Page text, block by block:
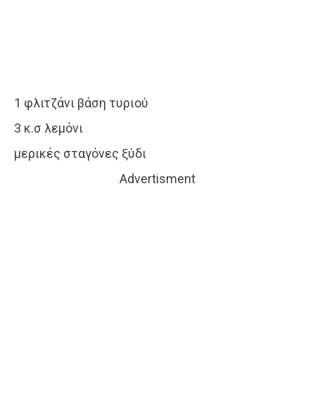
1 φλιτζάνι βάση τυριού
3 κ.σ λεμόνι
μερικές σταγόνες ξύδι
Advertisment